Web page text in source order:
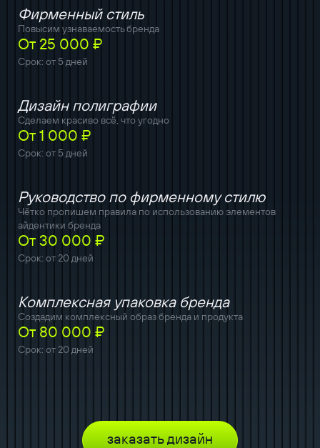
Фирменный стиль
Повысим узнаваемость бренда
От 25 000 ₽
Срок: от 5 дней
Дизайн полиграфии
Сделаем красиво всё, что угодно
От 1 000 ₽
Срок: от 5 дней
Руководство по фирменному стилю
Чётко пропишем правила по использованию элементов
айдентики бренда
От 30 000 ₽
Срок: от 20 дней
Комплексная упаковка бренда
Создадим комплексный образ бренда и продукта
От 80 000 ₽
Срок: от 20 дней
заказать дизайн